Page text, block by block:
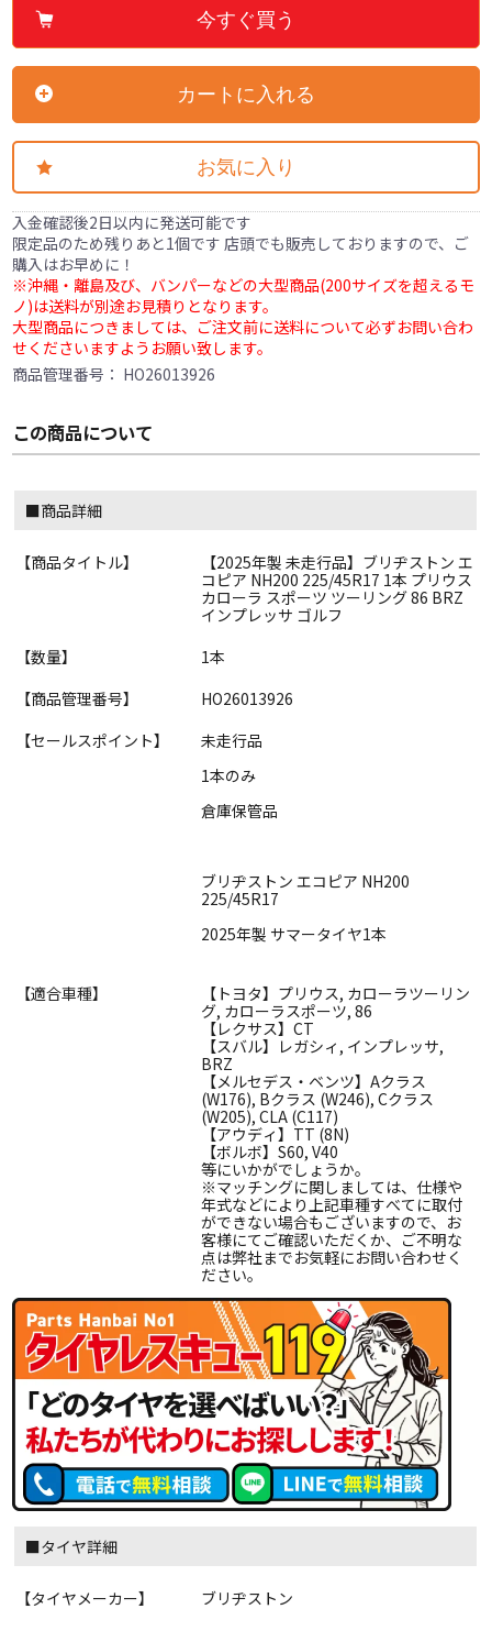
今すぐ買う
カートに入れる
お気に入り
入金確認後2日以内に発送可能です
限定品のため残りあと1個です 店頭でも販売しておりますので、ご
購入はお早めに！
※沖縄・離島及び、バンパーなどの大型商品(200サイズを超えるモ
ノ)は送料が別途お見積りとなります。
大型商品につきましては、ご注文前に送料について必ずお問い合わ
せくださいますようお願い致します。
商品管理番号： HO26013926
この商品について
■商品詳細
【商品タイトル】
【2025年製 未走行品】ブリヂストン エ
コピア NH200 225/45R17 1本 プリウス
カローラ スポーツ ツーリング 86 BRZ
インプレッサ ゴルフ
【数量】
1本
【商品管理番号】
HO26013926
【セールスポイント】
未走行品
1本のみ
倉庫保管品
ブリヂストン エコピア NH200
225/45R17
2025年製 サマータイヤ1本
【適合車種】
【トヨタ】プリウス, カローラツーリン
グ, カローラスポーツ, 86
【レクサス】CT
【スバル】レガシィ, インプレッサ,
BRZ
【メルセデス・ベンツ】Aクラス
(W176), Bクラス (W246), Cクラス
(W205), CLA (C117)
【アウディ】TT (8N)
【ボルボ】S60, V40
等にいかがでしょうか。
※マッチングに関しましては、仕様や
年式などにより上記車種すべてに取付
ができない場合もございますので、お
客様にてご確認いただくか、ご不明な
点は弊社までお気軽にお問い合わせく
ださい。
■タイヤ詳細
【タイヤメーカー】
ブリヂストン